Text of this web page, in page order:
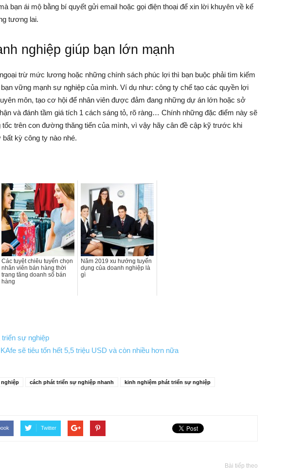
bạn ái mộ bằng bí quyết gửi email hoặc gọi điện thoại để xin lời khuyên về kế
tương lai.
nghiệp giúp bạn lớn mạnh
trừ mức lương hoặc những chính sách phúc lợi thì bạn buộc phải tìm kiếm
vững mạnh sự nghiệp của mình. Ví dụ như: công ty chế tạo các quyền lợi
môn, tạo cơ hội để nhân viên được đảm đang những dự án lớn hoặc sở
và đánh tầm giá tích 1 cách sáng tỏ, rõ ràng… Chính những đặc điểm này sẽ
tốc trên con đường thăng tiến của mình, vì vậy hãy cân đề cập kỹ trước khi
kỳ công ty nào nhé.
Các tuyệt chiêu tuyển chọn
nhân viên bán hàng thời
trang tăng doanh số bán
hàng
Năm 2019 xu hướng tuyển
dụng của doanh nghiệp là
gì
triển sự nghiệp
sẽ tiêu tốn hết 5,5 triệu USD và còn nhiều hơn nữa
nghiệp cách phát triển sự nghiệp nhanh
kinh nghiệm phát triển sự nghiệp
Twitter
Bài tiếp theo